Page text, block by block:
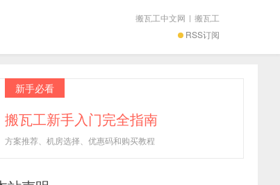
RSS订阅
搬瓦工中文网 | 搬瓦工
新手必看
搬瓦工新手入门完全指南
方案推荐、机房选择、优惠码和购买教程